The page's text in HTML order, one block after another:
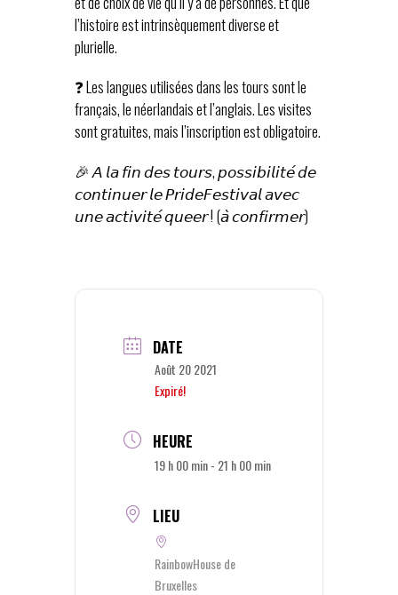
l’histoire est intrinsèquement diverse et
plurielle.
❓ Les langues utilisées dans les tours sont le
français, le néerlandais et l’anglais. Les visites
sont gratuites, mais l’inscription est obligatoire.
🎉 𝘈 𝘭𝘢 𝘧𝘪𝘯 𝘥𝘦𝘴 𝘵𝘰𝘶𝘳𝘴, 𝘱𝘰𝘴𝘴𝘪𝘣𝘪𝘭𝘪𝘵𝘦́ 𝘥𝘦
𝘤𝘰𝘯𝘵𝘪𝘯𝘶𝘦𝘳 𝘭𝘦 𝘗𝘳𝘪𝘥𝘦𝘍𝘦𝘴𝘵𝘪𝘷𝘢𝘭 𝘢𝘷𝘦𝘤
𝘶𝘯𝘦 𝘢𝘤𝘵𝘪𝘷𝘪𝘵𝘦́ 𝘲𝘶𝘦𝘦𝘳 ! (𝘢̀ 𝘤𝘰𝘯𝘧𝘪𝘳𝘮𝘦𝘳)
DATE
Août 20 2021
Expiré!
HEURE
19 h 00 min - 21 h 00 min
LIEU
RainbowHouse de
Bruxelles